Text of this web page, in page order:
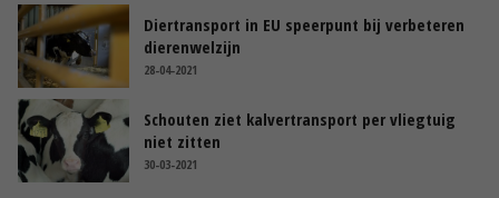
Diertransport in EU speerpunt bij verbeteren
dierenwelzijn
28-04-2021
Schouten ziet kalvertransport per vliegtuig
niet zitten
30-03-2021